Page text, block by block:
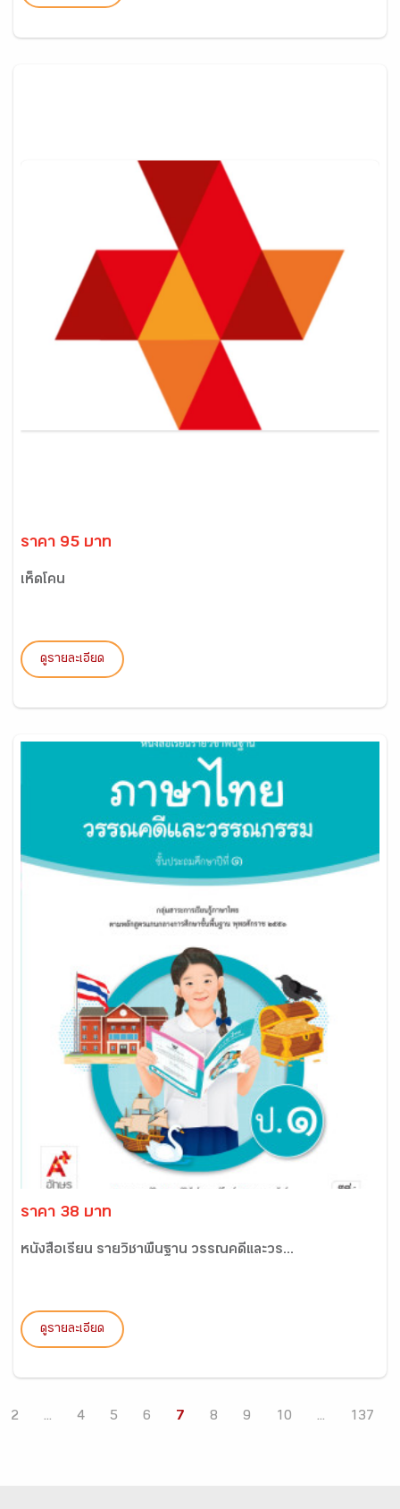
ราคา 95 บาท
เห็ดโคน
ดูรายละเอียด
ราคา 38 บาท
หนังสือเรียน รายวิชาพื้นฐาน วรรณคดีและวร...
ดูรายละเอียด
2 ... 4 5 6 7 8 9 10 ... 137